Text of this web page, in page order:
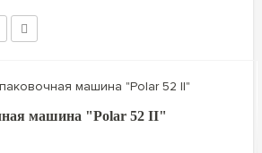
машина "Polar 52 II"